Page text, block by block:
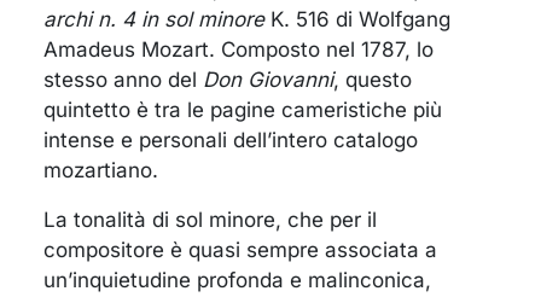
archi n. 4 in sol minoreK. 516 di Wolfgang
Amadeus Mozart. Composto nel 1787, lo
stesso anno del Don Giovanni, questo
quintetto è tra le pagine cameristiche più
intense e personali dell’intero catalogo
mozartiano.
La tonalità di sol minore, che per il
compositore è quasi sempre associata a
un’inquietudine profonda e malinconica,